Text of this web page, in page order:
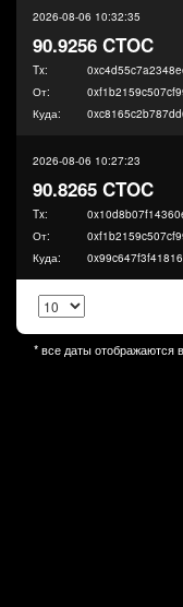
2026-08-06 10:32:35
90.9256 CTOC
Tx:
От:
Куда:
2026-08-06 10:27:23
90.8265 CTOC
Tx:
От:
Куда:
* все даты отображаются